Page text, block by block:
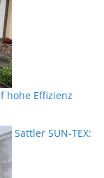
hohe Effizienz
Sattler SUN-TEX: